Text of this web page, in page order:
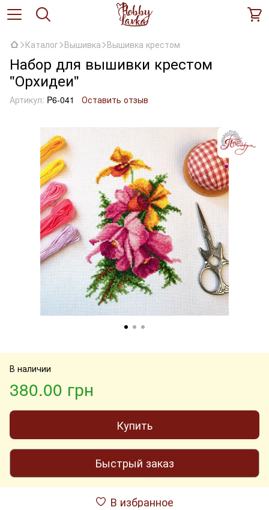
Каталог Вышивка Вышивка крестом
Набор для вышивки крестом
"Орхидеи"
Артикул: P6-041 Оставить отзыв
В наличии
380.00 грн
Купить
Быстрый заказ
В избранное